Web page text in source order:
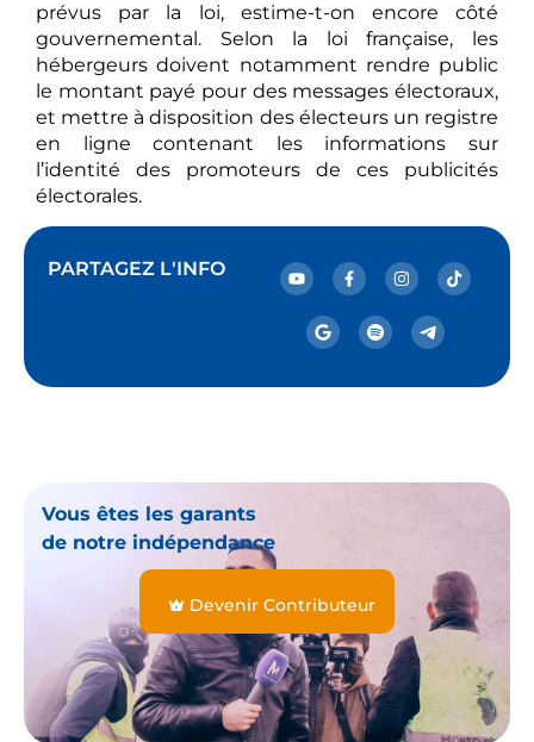
prévus par la loi, estime-t-on encore côté
gouvernemental. Selon la loi française, les
hébergeurs doivent notamment rendre public
le montant payé pour des messages électoraux,
et mettre à disposition des électeurs un registre
en ligne contenant les informations sur
l’identité des promoteurs de ces publicités
électorales.
PARTAGEZ L'INFO
Vous êtes les garants
de notre indépendance
Devenir Contributeur